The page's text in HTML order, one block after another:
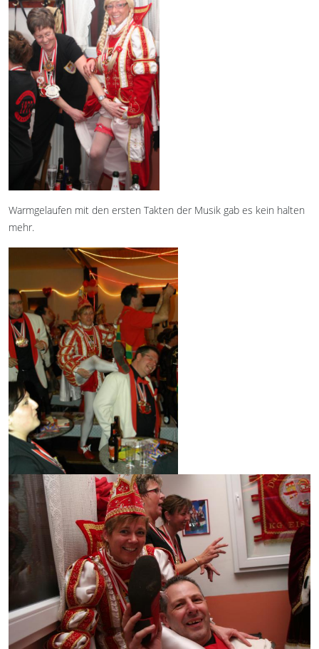
Warmgelaufen mit den ersten Takten der Musik gab es kein halten
mehr.